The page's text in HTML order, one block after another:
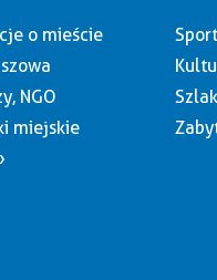
o mieście
NGO
miejskie
Sport